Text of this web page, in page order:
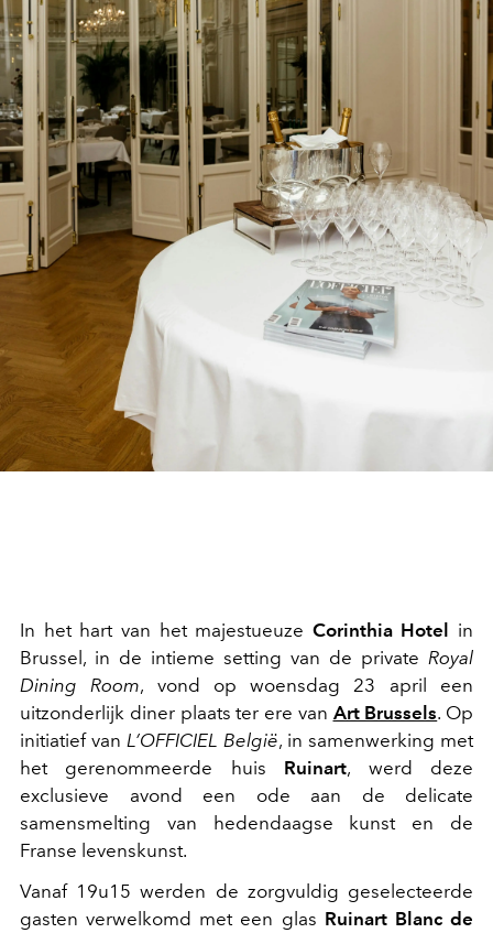
In het hart van het majestueuze Corinthia Hotel in
Brussel, in de intieme setting van de private Royal
Dining Room, vond op woensdag 23 april een
uitzonderlijk diner plaats ter ere van Art Brussels. Op
initiatief van L’OFFICIEL België, in samenwerking met
het gerenommeerde huis Ruinart, werd deze
exclusieve avond een ode aan de delicate
samensmelting van hedendaagse kunst en de
Franse levenskunst.
Vanaf 19u15 werden de zorgvuldig geselecteerde
gasten verwelkomd met een glas Ruinart Blanc de